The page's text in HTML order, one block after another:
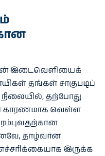
இடைவெளியைக்
தங்கள் சாகுபடிப்
தற்போது
காரணமாக வெள்ள
தாழ்வான
இருக்க